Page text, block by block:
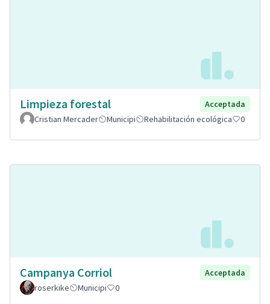
Limpieza forestal
Acceptada
Cristian Mercader
Municipi Rehabilitación ecológica 0
Campanya Corriol
Acceptada
roserkike
Municipi 0